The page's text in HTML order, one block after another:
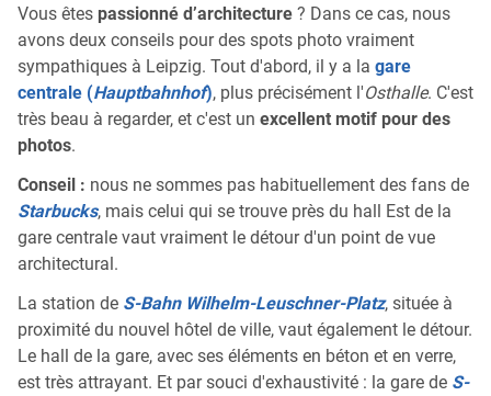
Vous êtes passionné d’architecture ? Dans ce cas, nous
avons deux conseils pour des spots photo vraiment
sympathiques à Leipzig. Tout d'abord, il y a la gare
centrale (Hauptbahnhof), plus précisément l'Osthalle. C'est
très beau à regarder, et c'est un excellent motif pour des
photos.
Conseil : nous ne sommes pas habituellement des fans de
Starbucks, mais celui qui se trouve près du hall Est de la
gare centrale vaut vraiment le détour d'un point de vue
architectural.
La station de S-Bahn Wilhelm-Leuschner-Platz, située à
proximité du nouvel hôtel de ville, vaut également le détour.
Le hall de la gare, avec ses éléments en béton et en verre,
est très attrayant. Et par souci d'exhaustivité : la gare de S-